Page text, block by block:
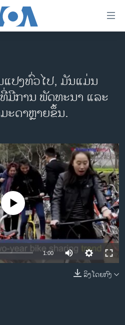
ຫະລັດ 2024
ແປງທົ່ວໄປ, ມັນແມ່ນ
ມີການ ພັດທະນາ ແລະ
ະດາຫຼາຍຂຶ້ນ.
currently available
1:00
ລິງໂດຍກົງ